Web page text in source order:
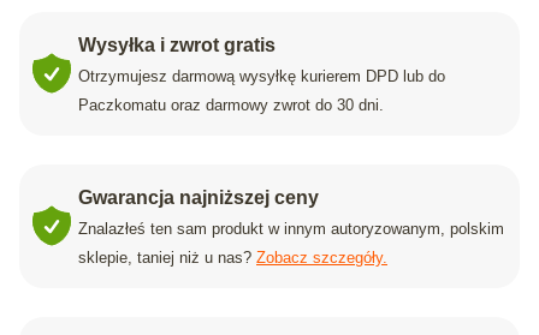
Wysyłka i zwrot gratis
Otrzymujesz darmową wysyłkę kurierem DPD lub do
Paczkomatu oraz darmowy zwrot do 30 dni.
Gwarancja najniższej ceny
Znalazłeś ten sam produkt w innym autoryzowanym, polskim
sklepie, taniej niż u nas? Zobacz szczegóły.